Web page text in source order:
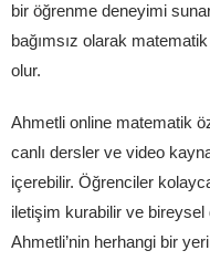
bir öğrenme deneyimi
bağımsız olarak
olur.
Ahmetli online matematik
canlı dersler ve video
içerebilir. Öğrenciler
iletişim kurabilir ve
Ahmetli’nin herhangi bir